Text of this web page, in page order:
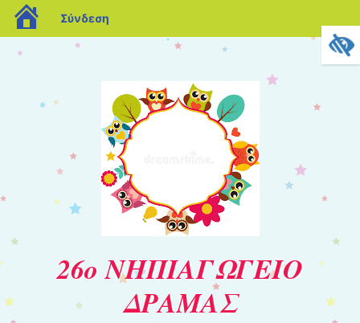
blogs.sch.gr
Σύνδεση
26ο ΝΗΠΙΑΓΩΓΕΙΟ
ΔΡΑΜΑΣ